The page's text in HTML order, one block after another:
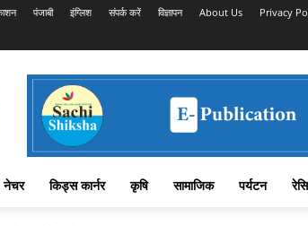
पंजाबी इंग्लिश संपर्क करें विज्ञापन About Us Privacy
नेचर किड्स कार्नर कृषि सामाजिक पर्यटन